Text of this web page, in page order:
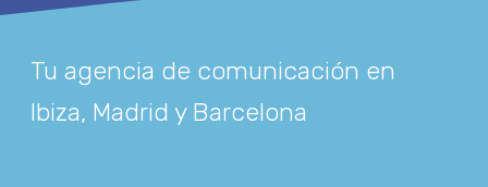
Tu agencia de comunicación en
Ibiza, Madrid y Barcelona